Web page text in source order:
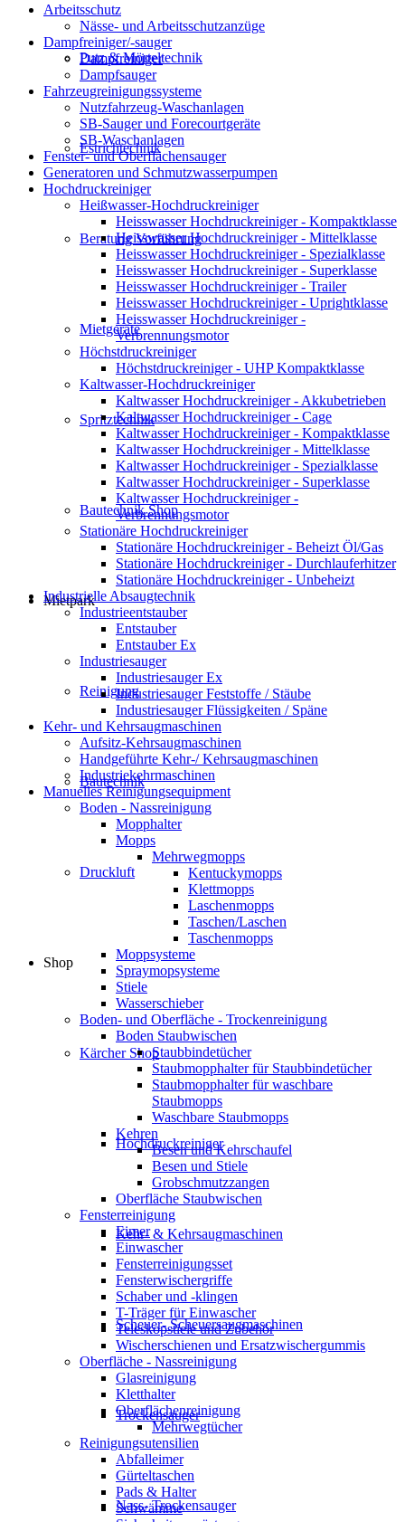
Putz & Mörteltechnik
Estrichtechnik
Beratung Vorführung
Mietgeräte
Spritztechnik
Bautechnik Shop
Mietpark
Reinigung
Bautechnik
Druckluft
Shop
Kärcher Shop
Hochdruckreiniger
Kehr- & Kehrsaugmaschinen
Scheuer- Scheuersaugmaschinen
Trockensauger
Nass- Trockensauger
Arbeitsschutz
Nässe- und Arbeitsschutzanzüge
Dampfreiniger/-sauger
Dampfreiniger
Dampfsauger
Fahrzeugreinigungssysteme
Nutzfahrzeug-Waschanlagen
SB-Sauger und Forecourtgeräte
SB-Waschanlagen
Fenster- und Oberflächensauger
Generatoren und Schmutzwasserpumpen
Hochdruckreiniger
Heißwasser-Hochdruckreiniger
Heisswasser Hochdruckreiniger - Kompaktklasse
Heisswasser Hochdruckreiniger - Mittelklasse
Heisswasser Hochdruckreiniger - Spezialklasse
Heisswasser Hochdruckreiniger - Superklasse
Heisswasser Hochdruckreiniger - Trailer
Heisswasser Hochdruckreiniger - Uprightklasse
Heisswasser Hochdruckreiniger -
Verbrennungsmotor
Höchstdruckreiniger
Höchstdruckreiniger - UHP Kompaktklasse
Kaltwasser-Hochdruckreiniger
Kaltwasser Hochdruckreiniger - Akkubetrieben
Kaltwasser Hochdruckreiniger - Cage
Kaltwasser Hochdruckreiniger - Kompaktklasse
Kaltwasser Hochdruckreiniger - Mittelklasse
Kaltwasser Hochdruckreiniger - Spezialklasse
Kaltwasser Hochdruckreiniger - Superklasse
Kaltwasser Hochdruckreiniger -
Verbrennungsmotor
Stationäre Hochdruckreiniger
Stationäre Hochdruckreiniger - Beheizt Öl/Gas
Stationäre Hochdruckreiniger - Durchlauferhitzer
Stationäre Hochdruckreiniger - Unbeheizt
Industrielle Absaugtechnik
Industrieentstauber
Entstauber
Entstauber Ex
Industriesauger
Industriesauger Ex
Industriesauger Feststoffe / Stäube
Industriesauger Flüssigkeiten / Späne
Kehr- und Kehrsaugmaschinen
Aufsitz-Kehrsaugmaschinen
Handgeführte Kehr-/ Kehrsaugmaschinen
Industriekehrmaschinen
Manuelles Reinigungsequipment
Boden - Nassreinigung
Mopphalter
Mopps
Mehrwegmopps
Kentuckymopps
Klettmopps
Laschenmopps
Taschen/Laschen
Taschenmopps
Moppsysteme
Spraymopsysteme
Stiele
Wasserschieber
Boden- und Oberfläche - Trockenreinigung
Boden Staubwischen
Staubbindetücher
Staubmopphalter für Staubbindetücher
Staubmopphalter für waschbare
Staubmopps
Waschbare Staubmopps
Kehren
Besen und Kehrschaufel
Besen und Stiele
Grobschmutzzangen
Oberfläche Staubwischen
Fensterreinigung
Eimer
Einwascher
Fensterreinigungsset
Fensterwischergriffe
Schaber und -klingen
T-Träger für Einwascher
Teleskopstiele und Zubehör
Wischerschienen und Ersatzwischergummis
Oberfläche - Nassreinigung
Glasreinigung
Kletthalter
Oberflächenreinigung
Mehrwegtücher
Reinigungsutensilien
Abfalleimer
Gürteltaschen
Pads & Halter
Schwämme